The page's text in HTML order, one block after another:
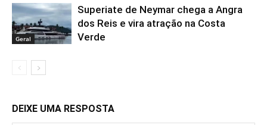
Geral
Superiate de Neymar chega a Angra
dos Reis e vira atração na Costa
Verde
DEIXE UMA RESPOSTA